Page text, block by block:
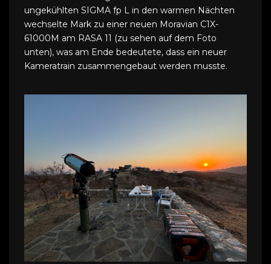
ungekühlten SIGMA fp L in den warmen Nächten
wechselte Mark zu einer neuen Moravian C1X-
61000M am RASA 11 (zu sehen auf dem Foto
unten), was am Ende bedeutete, dass ein neuer
Kameratrain zusammengebaut werden musste.